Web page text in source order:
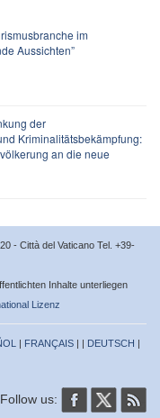
im
Aussichten”
der
Kriminalitätsbekämpfung:
an die neue
- Città del Vaticano Tel. +39-
Inhalte unterliegen
Lizenz
| FRANÇAIS | | DEUTSCH |
Follow us: